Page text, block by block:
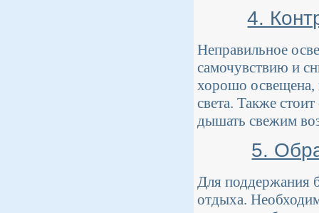
4.
Неправильное
самочувствию и
хорошо освещена,
света. Также
дышать свежим
5.
Для поддержания
отдыха.